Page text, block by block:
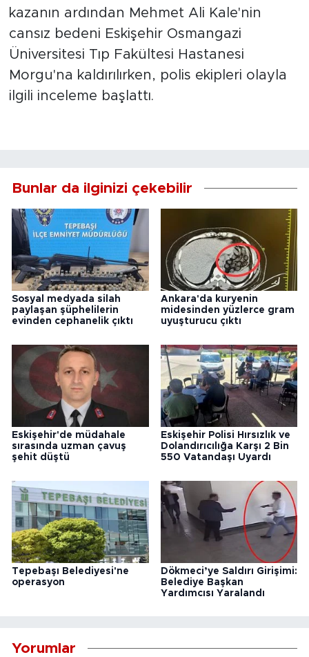
kazanın ardından Mehmet Ali Kale'nin
cansız bedeni Eskişehir Osmangazi
Üniversitesi Tıp Fakültesi Hastanesi
Morgu'na kaldırılırken, polis ekipleri olayla
ilgili inceleme başlattı.
Bunlar da ilginizi çekebilir
Sosyal medyada silah
paylaşan şüphelilerin
evinden cephanelik çıktı
Ankara'da kuryenin
midesinden yüzlerce gram
uyuşturucu çıktı
Eskişehir'de müdahale
sırasında uzman çavuş
şehit düştü
Eskişehir Polisi Hırsızlık ve
Dolandırıcılığa Karşı 2 Bin
550 Vatandaşı Uyardı
Tepebaşı Belediyesi'ne
operasyon
Dökmeci’ye Saldırı Girişimi:
Belediye Başkan
Yardımcısı Yaralandı
Yorumlar